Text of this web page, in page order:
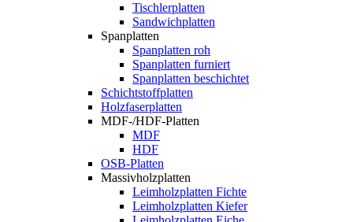
Tischlerplatten
Sandwichplatten
Spanplatten
Spanplatten roh
Spanplatten furniert
Spanplatten beschichtet
Schichtstoffplatten
Holzfaserplatten
MDF-/HDF-Platten
MDF
HDF
OSB-Platten
Massivholzplatten
Leimholzplatten Fichte
Leimholzplatten Kiefer